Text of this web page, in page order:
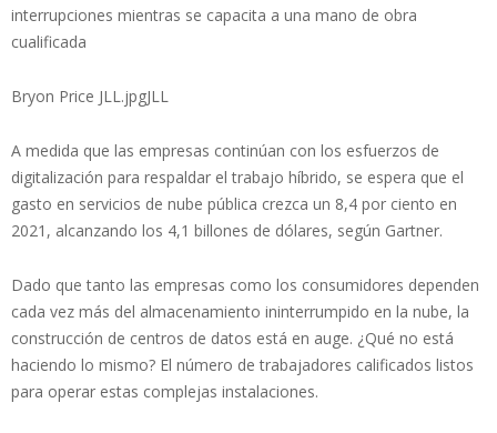
interrupciones mientras se capacita a una mano de obra
cualificada
Bryon Price JLL.jpgJLL
A medida que las empresas continúan con los esfuerzos de
digitalización para respaldar el trabajo híbrido, se espera que el
gasto en servicios de nube pública crezca un 8,4 por ciento en
2021, alcanzando los 4,1 billones de dólares, según Gartner.
Dado que tanto las empresas como los consumidores dependen
cada vez más del almacenamiento ininterrumpido en la nube, la
construcción de centros de datos está en auge. ¿Qué no está
haciendo lo mismo? El número de trabajadores calificados listos
para operar estas complejas instalaciones.